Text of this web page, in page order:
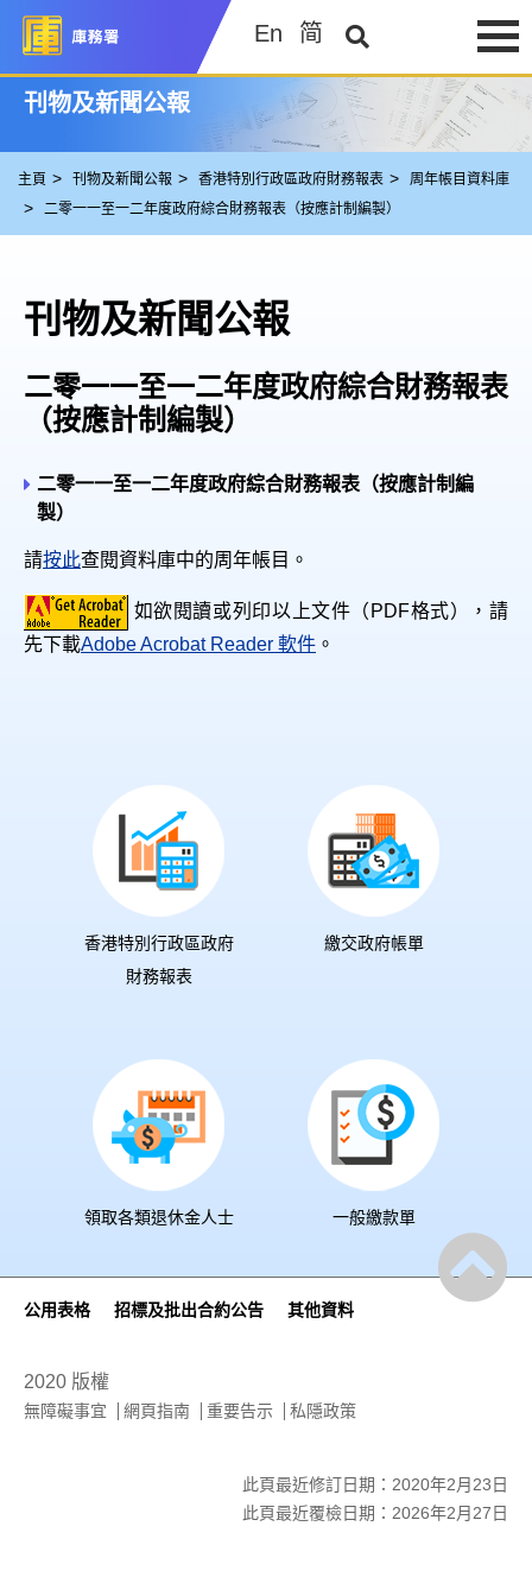
En 简
刊物及新聞公報
主頁 刊物及新聞公報 香港特別行政區政府財務報表
周年帳目資料庫
二零一一至一二年度政府綜合財務報表（按應計制編製）
刊物及新聞公報
二零一一至一二年度政府綜合財務報表
（按應計制編製）
二零一一至一二年度政府綜合財務報表（按應計制編
製）
請按此查閱資料庫中的周年帳目。
如欲閱讀或列印以上文件（PDF格式），請
先下載Adobe Acrobat Reader 軟件 。
香港特別行政區政府
財務報表
繳交政府帳單
領取各類退休金人士 一般繳款單
公用表格 招標及批出合約公告 其他資料
2020 版權
無障礙事宜 網頁指南 重要告示 私隱政策
此頁最近修訂日期：2020年2月23日
此頁最近覆檢日期：2026年2月27日